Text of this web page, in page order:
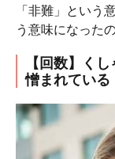
「非難」という
う意味になったの
【回数】く
憎まれている